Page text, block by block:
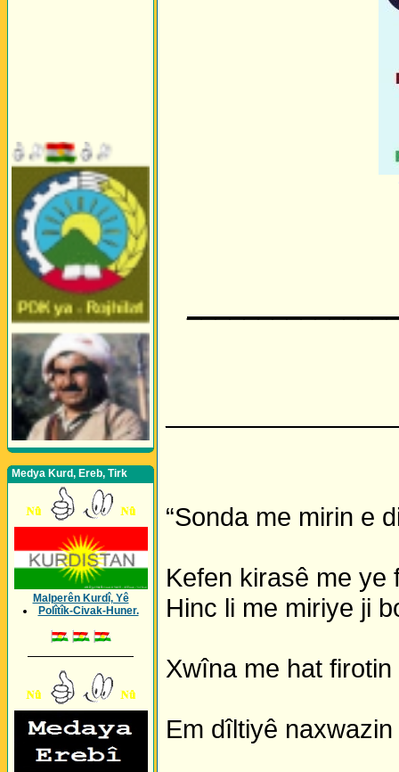
Medya Kurd, Ereb, Tirk
Malperên Kurdî, Yê
Polîtîk-Civak-Huner.
“Sonda me mirin e
Kefen kirasê me ye
Hinc li me miriye ji
Xwîna me hat
Em dîltiyê